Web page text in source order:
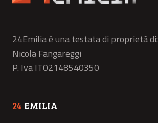
24Emilia è una testata di proprietà di:
Nicola Fangareggi
P. Iva IT02148540350
24 EMILIA